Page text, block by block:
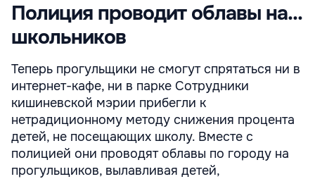
Полиция проводит облавы на...
школьников
Теперь прогульщики не смогут спрятаться ни в
интернет-кафе, ни в парке Сотрудники
кишиневской мэрии прибегли к
нетрадиционному методу снижения процента
детей, не посещающих школу. Вместе с
полицией они проводят облавы по городу на
прогульщиков, вылавливая детей,